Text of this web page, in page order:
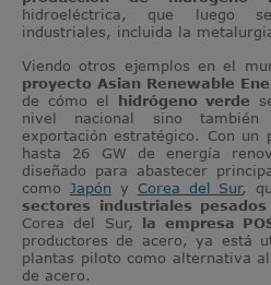
hidroeléctrica, que luego
industriales, incluida la
Viendo otros ejemplos en el
proyecto Asian Renewable
de cómo el hidrógeno verde
nivel nacional sino
exportación estratégico. Con un
hasta 26 GW de energía
diseñado para abastecer
como Japón y Corea del Sur,
sectores industriales
Corea del Sur, la empresa
productores de acero, ya está
plantas piloto como alternativa
de acero.